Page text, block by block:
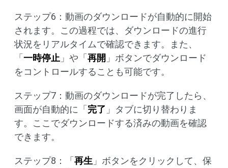
ステップ6：動画のダウンロードが自動的に開始
されます。この過程では、ダウンロードの進行
状況をリアルタイムで確認できます。また、
「一時停止 」や「再開 」ボタンでダウンロード
をコントロールすることも可能です。
ステップ7：動画のダウンロードが完了したら、
画面が自動的に「完了 」タブに切り替わりま
す。ここでダウンロードする済みの動画を確認
できます。
ステップ8：「再生 」ボタンをクリックして、保